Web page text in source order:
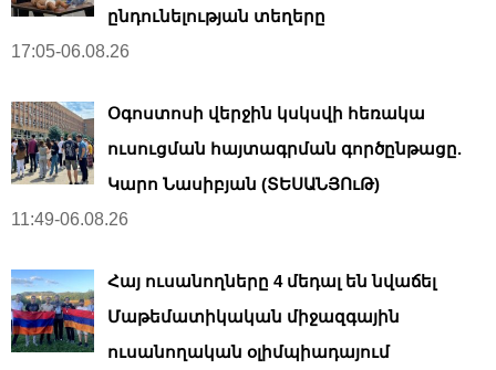
ընդունելության տեղերը
17:05-06.08.26
Օգոստոսի վերջին կսկսվի հեռակա
ուսուցման հայտագրման գործընթացը.
Կարո Նասիբյան (ՏԵՍԱՆՅՈւԹ)
11:49-06.08.26
Հայ ուսանողները 4 մեդալ են նվաճել
Մաթեմատիկական միջազգային
ուսանողական օլիմպիադայում